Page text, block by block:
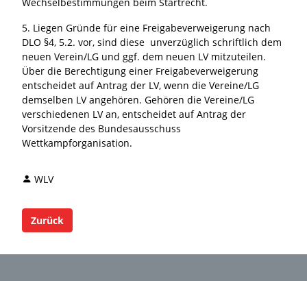
5. Liegen Gründe für eine Freigabeverweigerung nach
DLO §4, 5.2. vor, sind diese unverzüglich schriftlich dem
neuen Verein/LG und ggf. dem neuen LV mitzuteilen.
Über die Berechtigung einer Freigabeverweigerung
entscheidet auf Antrag der LV, wenn die Vereine/LG
demselben LV angehören. Gehören die Vereine/LG
verschiedenen LV an, entscheidet auf Antrag der
Vorsitzende des Bundesausschuss
Wettkampforganisation.
WLV
Zurück